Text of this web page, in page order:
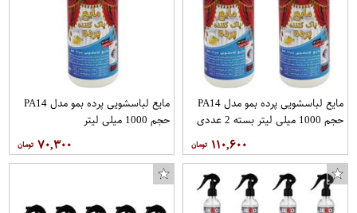
مایع لباسشویی پرده بمو مدل PA14
حجم 1000 میلی لیتر بسته 2 عددی
۱۱۰,۶۰۰
مایع لباسشویی پرده بمو مدل PA14
حجم 1000 میلی لیتر
۷۰,۳۰۰